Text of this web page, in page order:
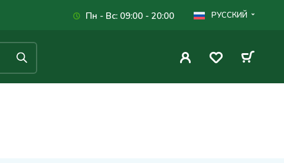
Пн - Вс: 09:00 - 20:00 РУССКИЙ